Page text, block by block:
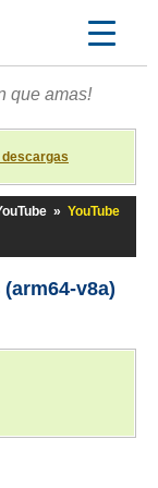
que amas!
» YouTube
v8a)